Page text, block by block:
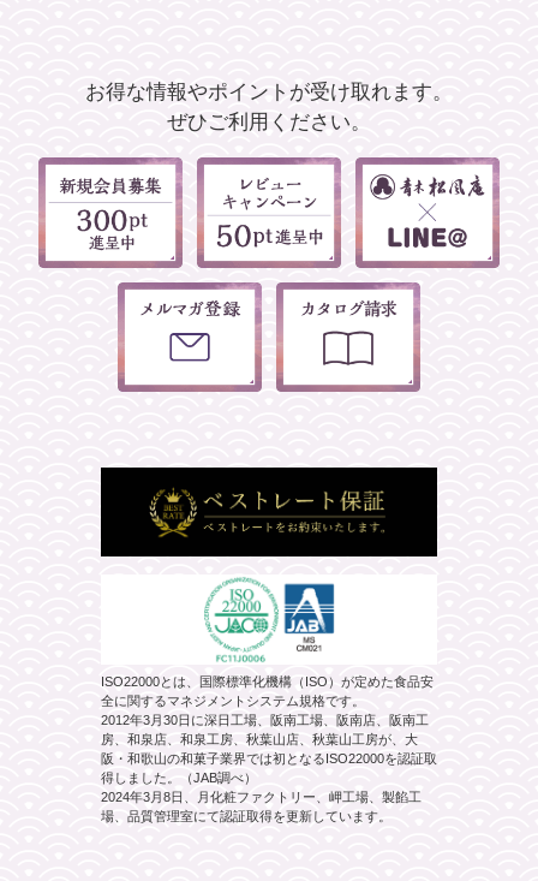
お得な情報やポイントが受け取れます。
ぜひご利用ください。
ISO22000とは、国際標準化機構（ISO）が定めた食品安
全に関するマネジメントシステム規格です。
2012年3月30日に深日工場、阪南工場、阪南店、阪南工
房、和泉店、和泉工房、秋葉山店、秋葉山工房が、大
阪・和歌山の和菓子業界では初となるISO22000を認証取
得しました。（JAB調べ）
2024年3月8日、月化粧ファクトリー、岬工場、製餡工
場、品質管理室にて認証取得を更新しています。